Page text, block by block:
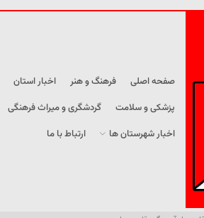
صفحه اصلی فرهنگ و هنر اخبار استان
پزشکی و سلامت
گردشگری و میراث فرهنگی
اخبار شهرستان ها
ارتباط با ما